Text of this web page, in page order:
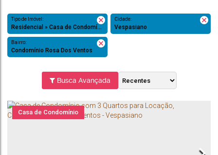
Tipo de Imóvel:
Residencial » Casa de Condomínio
Cidade:
Vespasiano
Bairro:
Condomínio Rosa Dos Ventos
Busca Avançada
Casa de Condomínio